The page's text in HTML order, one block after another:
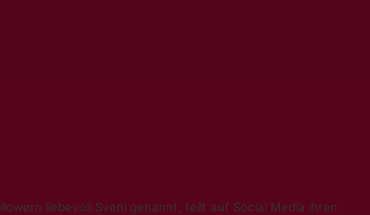
liebevoll Sveni genannt, teilt auf Social Media ihren